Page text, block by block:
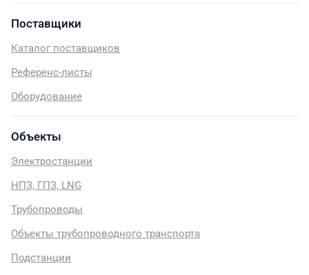
Поставщики
Каталог поставщиков
Референс-листы
Оборудование
Объекты
Электростанции
НПЗ, ГПЗ, LNG
Трубопроводы
Объекты трубопроводного транспорта
Подстанции